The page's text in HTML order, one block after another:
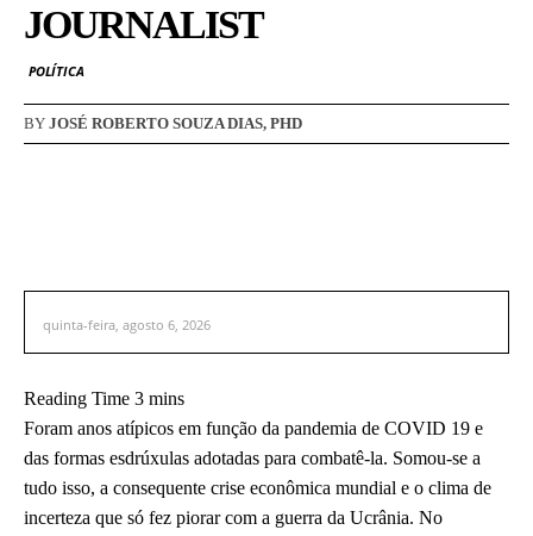
JOURNALIST
POLÍTICA
BY JOSÉ ROBERTO SOUZA DIAS, PHD
quinta-feira, agosto 6, 2026
Foram anos atípicos em função da pandemia de COVID 19 e
das formas esdrúxulas adotadas para combatê-la. Somou-se a
tudo isso, a consequente crise econômica mundial e o clima de
incerteza que só fez piorar com a guerra da Ucrânia. No